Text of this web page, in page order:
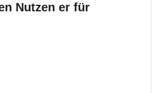
Nutzen er für